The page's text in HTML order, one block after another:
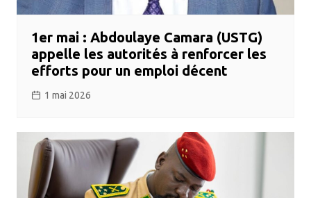
1er mai : Abdoulaye Camara (USTG)
appelle les autorités à renforcer les
efforts pour un emploi décent
1 mai 2026